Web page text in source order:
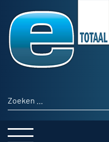
Zoeken naar:
HOME
PRODUCTNIEUWS
ACHTERGROND
THEMA’S
SERVICE